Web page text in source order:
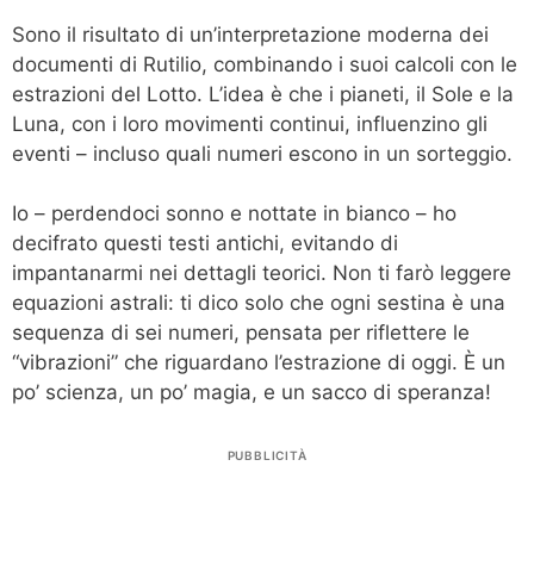
Sono il risultato di un’interpretazione moderna dei
documenti di Rutilio, combinando i suoi calcoli con le
estrazioni del Lotto. L’idea è che i pianeti, il Sole e la
Luna, con i loro movimenti continui, influenzino gli
eventi – incluso quali numeri escono in un sorteggio.
Io – perdendoci sonno e nottate in bianco – ho
decifrato questi testi antichi, evitando di
impantanarmi nei dettagli teorici. Non ti farò leggere
equazioni astrali: ti dico solo che ogni sestina è una
sequenza di sei numeri, pensata per riflettere le
“vibrazioni” che riguardano l’estrazione di oggi. È un
po’ scienza, un po’ magia, e un sacco di speranza!
PUBBLICITÀ